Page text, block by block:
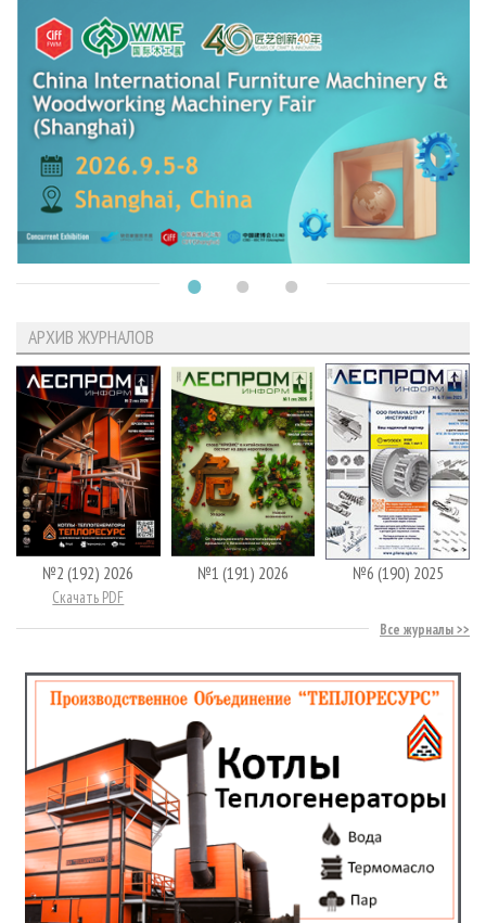
АРХИВ ЖУРНАЛОВ
№2 (192) 2026
Скачать PDF
№1 (191) 2026 №6 (190) 2025
Все журналы